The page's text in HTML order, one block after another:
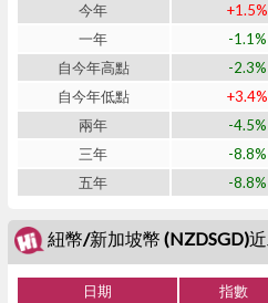
今年
+1.5%
一年
-1.1%
自今年高點
-2.3%
自今年低點
+3.4%
兩年
-4.5%
三年
-8.8%
五年
-8.8%
日期 指數